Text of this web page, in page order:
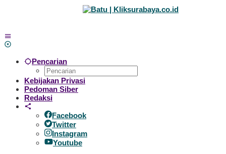
Pencarian
Kebijakan Privasi
Pedoman Siber
Redaksi
Facebook
Twitter
Instagram
Youtube